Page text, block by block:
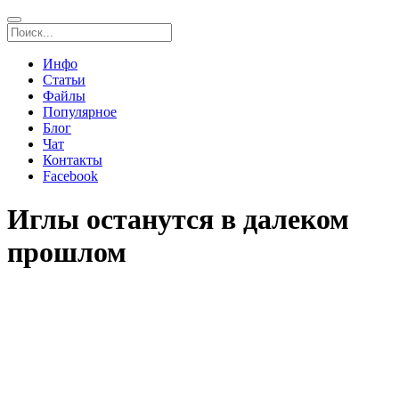
Инфо
Статьи
Файлы
Популярное
Блог
Чат
Контакты
Facebook
Иглы останутся в далеком
прошлом